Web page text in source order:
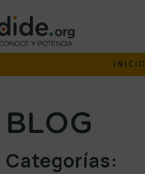
INICIO
BLOG
Categorías: